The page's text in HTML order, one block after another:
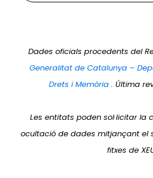
Dades oficials procedents del
Generalitat de Catalunya –
Drets i Memòria . Última
Les entitats poden sol·licitar la
ocultació de dades mitjançant el
fitxes de